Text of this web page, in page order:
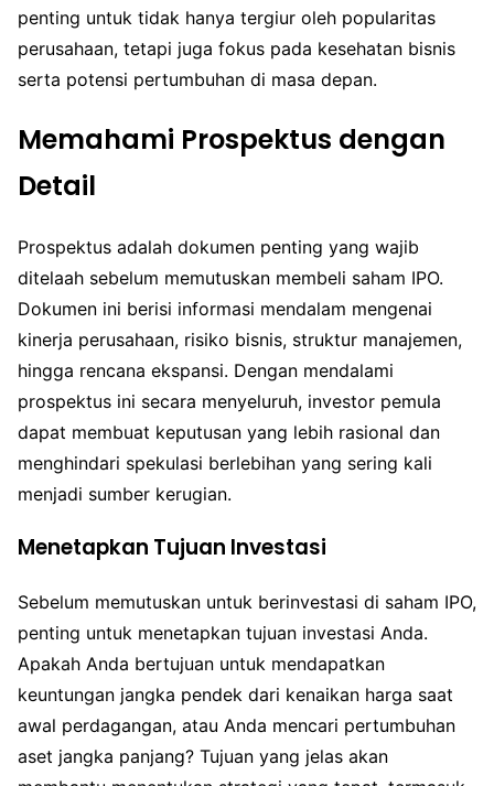
penting untuk tidak hanya tergiur oleh popularitas
perusahaan, tetapi juga fokus pada kesehatan bisnis
serta potensi pertumbuhan di masa depan.
Memahami Prospektus dengan
Detail
Prospektus adalah dokumen penting yang wajib
ditelaah sebelum memutuskan membeli saham IPO.
Dokumen ini berisi informasi mendalam mengenai
kinerja perusahaan, risiko bisnis, struktur manajemen,
hingga rencana ekspansi. Dengan mendalami
prospektus ini secara menyeluruh, investor pemula
dapat membuat keputusan yang lebih rasional dan
menghindari spekulasi berlebihan yang sering kali
menjadi sumber kerugian.
Menetapkan Tujuan Investasi
Sebelum memutuskan untuk berinvestasi di saham IPO,
penting untuk menetapkan tujuan investasi Anda.
Apakah Anda bertujuan untuk mendapatkan
keuntungan jangka pendek dari kenaikan harga saat
awal perdagangan, atau Anda mencari pertumbuhan
aset jangka panjang? Tujuan yang jelas akan